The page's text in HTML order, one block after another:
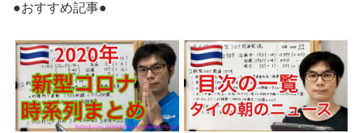
●おすすめ記事●